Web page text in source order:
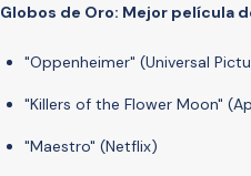
Globos de Oro: Mejor película
"Oppenheimer" (Universal
"Killers of the Flower Moon"
"Maestro" (Netflix)